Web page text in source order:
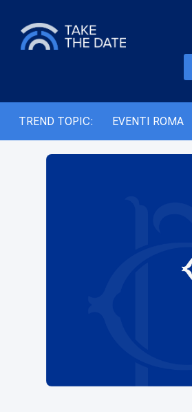
TREND TOPIC: EVENTI ROMA